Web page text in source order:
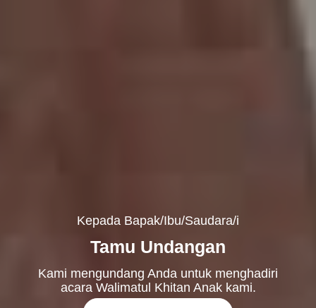
Kepada Bapak/Ibu/Saudara/i
Tamu Undangan
Kami mengundang Anda untuk menghadiri
acara Walimatul Khitan Anak kami.